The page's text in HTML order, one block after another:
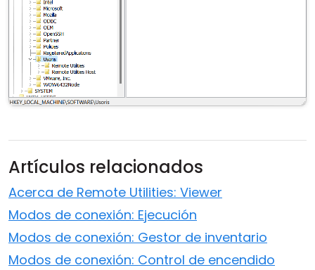
Artículos relacionados
Acerca de Remote Utilities: Viewer
Modos de conexión: Ejecución
Modos de conexión: Gestor de inventario
Modos de conexión: Control de encendido